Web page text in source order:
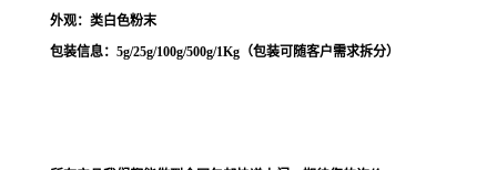
外观：类白色粉末
包装信息：5g/25g/100g/500g/1Kg（包装可随客户需求拆分）